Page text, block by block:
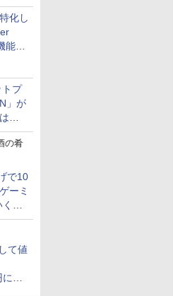
り
化し
を
トプ
」が
の肴
で10
ーミ
ら
て値
急